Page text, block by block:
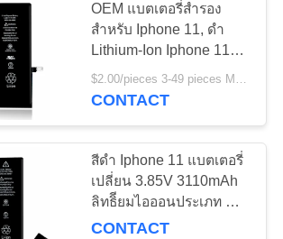
7
ตอรี่สําหรับ
8
15
OEM แบตเตอรี่สํารอง
สําหรับ Iphone 11, ดํา
Lithium-Ion Iphone 11
แบตเตอรี่สํารอง
$2.00/pieces 3-49 pieces MOQ:3 ชิ้น
CONTACT
สีดํา Iphone 11 แบตเตอรี่
เปลี่ยน 3.85V 3110mAh
ลิทธิียมไอออนประเภท A-
Class
CONTACT